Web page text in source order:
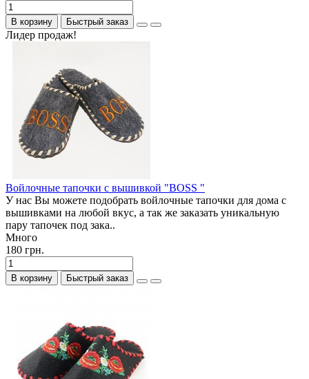
В корзину Быстрый заказ
Лидер продаж!
Войлочные тапочки с вышивкой "BOSS "
У нас Вы можете подобрать войлочные тапочки для дома с
вышивками на любой вкус, а так же заказать уникальную
пару тапочек под зака..
Много
180 грн.
В корзину Быстрый заказ